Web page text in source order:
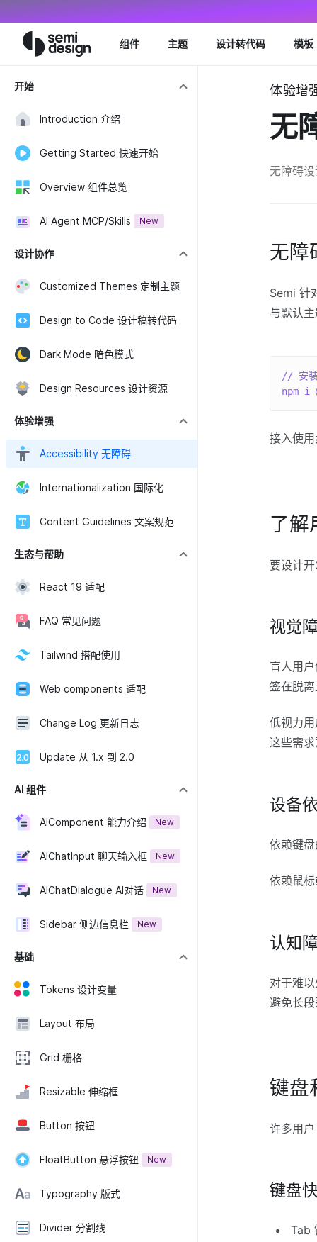
组件 主题 设计转代码 模板
开始
Introduction 介绍
Getting Started 快速开始
Overview 组件总览
AI Agent MCP/Skills New
设计协作
Customized Themes 定制主题
Design to Code 设计稿转代码
Dark Mode 暗色模式
Design Resources 设计资源
体验增强
Accessibility 无障碍
Internationalization 国际化
Content Guidelines 文案规范
生态与帮助
React 19 适配
FAQ 常见问题
Tailwind 搭配使用
Web components 适配
Change Log 更新日志
Update 从 1.x 到 2.0
AI 组件
AIComponent 能力介绍 New
AIChatInput 聊天输入框 New
AIChatDialogue AI对话 New
Sidebar 侧边信息栏 New
基础
Tokens 设计变量
Layout 布局
Grid 栅格
Resizable 伸缩框
Button 按钮
FloatButton 悬浮按钮 New
Typography 版式
Divider 分割线
体验增
无
无障碍
无障
Semi 针
与默认
// 安
npm i
接入使
了解
要设计
视觉
盲人用
签在脱
低视力
这些需
设备
依赖键
依赖鼠
认知
对于难
避免长
键盘
许多用
键盘
Tab